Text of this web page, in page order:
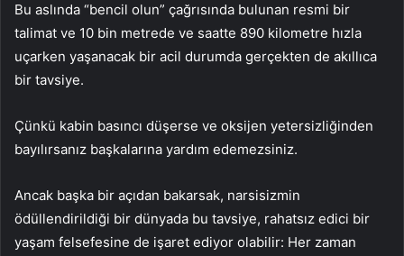
Bu aslında “bencil olun” çağrısında bulunan resmi bir
talimat ve 10 bin metrede ve saatte 890 kilometre hızla
uçarken yaşanacak bir acil durumda gerçekten de akıllıca
bir tavsiye.
Çünkü kabin basıncı düşerse ve oksijen yetersizliğinden
bayılırsanız başkalarına yardım edemezsiniz.
Ancak başka bir açıdan bakarsak, narsisizmin
ödüllendirildiği bir dünyada bu tavsiye, rahatsız edici bir
yaşam felsefesine de işaret ediyor olabilir: Her zaman